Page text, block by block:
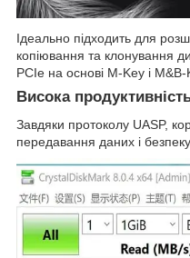
Ідеально підходить для
копіювання та клонування
PCIe на основі M-Key і
Висока
Завдяки протоколу UASP,
передавання даних і